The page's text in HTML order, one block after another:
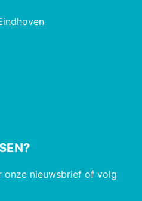
onze nieuwsbrief of volg